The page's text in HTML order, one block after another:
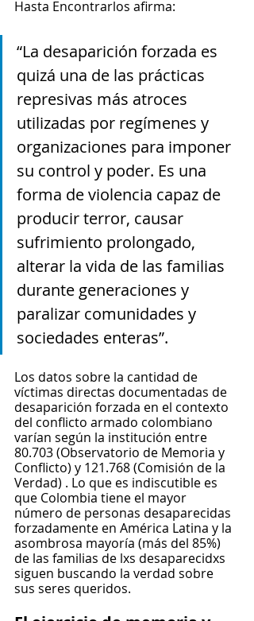
Hasta Encontrarlos afirma:
“La desaparición forzada es
quizá una de las prácticas
represivas más atroces
utilizadas por regímenes y
organizaciones para imponer
su control y poder. Es una
forma de violencia capaz de
producir terror, causar
sufrimiento prolongado,
alterar la vida de las familias
durante generaciones y
paralizar comunidades y
sociedades enteras”.
Los datos sobre la cantidad de
víctimas directas documentadas de
desaparición forzada en el contexto
del conflicto armado colombiano
varían según la institución entre
80.703 (Observatorio de Memoria y
Conflicto) y 121.768 (Comisión de la
Verdad) . Lo que es indiscutible es
que Colombia tiene el mayor
número de personas desaparecidas
forzadamente en América Latina y la
asombrosa mayoría (más del 85%)
de las familias de lxs desaparecidxs
siguen buscando la verdad sobre
sus seres queridos.